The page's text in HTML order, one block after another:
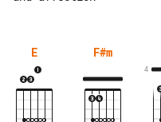
E F#m
4